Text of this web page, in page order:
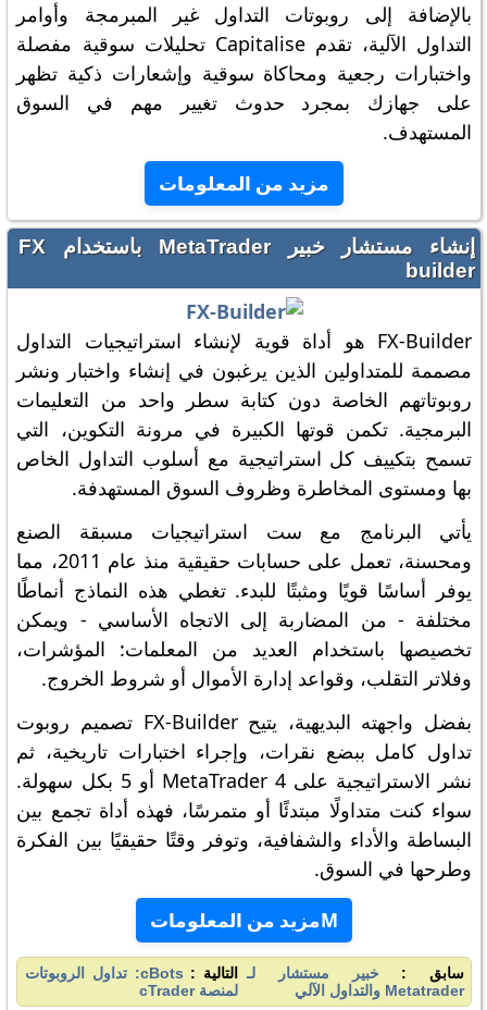
بالإضافة إلى روبوتات التداول غير المبرمجة وأوامر
التداول الآلية، تقدم Capitalise تحليلات سوقية مفصلة
واختبارات رجعية ومحاكاة سوقية وإشعارات ذكية تظهر
على جهازك بمجرد حدوث تغيير مهم في السوق
المستهدف.
مزيد من المعلومات
إنشاء مستشار خبير MetaTrader باستخدام FX
builder
FX-Builder هو أداة قوية لإنشاء استراتيجيات التداول
مصممة للمتداولين الذين يرغبون في إنشاء واختبار ونشر
روبوتاتهم الخاصة دون كتابة سطر واحد من التعليمات
البرمجية. تكمن قوتها الكبيرة في مرونة التكوين، التي
تسمح بتكييف كل استراتيجية مع أسلوب التداول الخاص
بها ومستوى المخاطرة وظروف السوق المستهدفة.
يأتي البرنامج مع ست استراتيجيات مسبقة الصنع
ومحسنة، تعمل على حسابات حقيقية منذ عام 2011، مما
يوفر أساسًا قويًا ومثبتًا للبدء. تغطي هذه النماذج أنماطًا
مختلفة - من المضاربة إلى الاتجاه الأساسي - ويمكن
تخصيصها باستخدام العديد من المعلمات: المؤشرات،
وفلاتر التقلب، وقواعد إدارة الأموال أو شروط الخروج.
بفضل واجهته البديهية، يتيح FX-Builder تصميم روبوت
تداول كامل ببضع نقرات، وإجراء اختبارات تاريخية، ثم
نشر الاستراتيجية على MetaTrader 4 أو 5 بكل سهولة.
سواء كنت متداولًا مبتدئًا أو متمرسًا، فهذه أداة تجمع بين
البساطة والأداء والشفافية، وتوفر وقتًا حقيقيًا بين الفكرة
وطرحها في السوق.
Mمزيد من المعلومات
سابق :خبير مستشار لـ
Metatrader والتداول الآلي
التالية :
cBots: تداول الروبوتات
لمنصة cTrader